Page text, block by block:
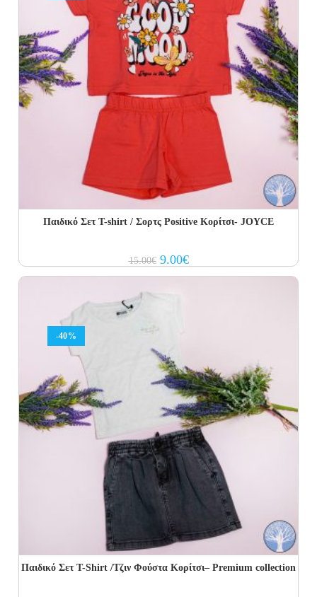
Παιδικό Σετ Τ-shirt / Σορτς Positive Κορίτσι- JOYCE
15.00€ Original
price
was:
9.00€Current
price
is:
-40%
Παιδικό Σετ T-Shirt /Τζιν Φούστα Κορίτσι– Premium collection